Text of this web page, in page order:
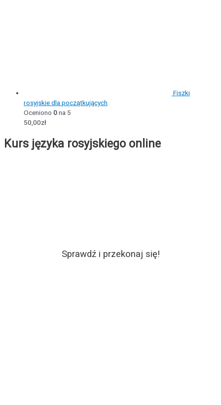
Fiszki
rosyjskie dla początkujących
Oceniono 0na 5
50,00zł
Kurs języka rosyjskiego online
Sprawdź i przekonaj się!